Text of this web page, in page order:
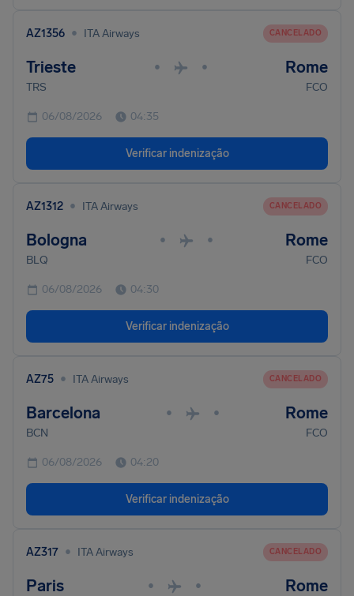
AZ1356 • ITA Airways CANCELADO
Trieste • • Rome
TRS FCO
06/08/2026 04:35
Verificar indenização
AZ1312 • ITA Airways CANCELADO
Bologna • • Rome
BLQ FCO
06/08/2026 04:30
Verificar indenização
AZ75 • ITA Airways CANCELADO
Barcelona • • Rome
BCN FCO
06/08/2026 04:20
Verificar indenização
AZ317 • ITA Airways CANCELADO
Paris • • Rome